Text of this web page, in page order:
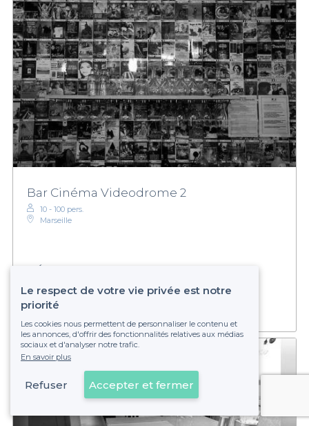
Bar Cinéma Videodrome 2
10 - 100 pers.
Marseille
Économique
Voir sur la carte
Le respect de votre vie privée est notre
priorité
Les cookies nous permettent de personnaliser le contenu et
les annonces, d'offrir des fonctionnalités relatives aux médias
sociaux et d'analyser notre trafic.
En savoir plus
Refuser Accepter et fermer